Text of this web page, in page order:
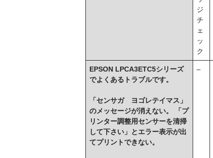
ジ
チ
ェ
ッ
ク
EPSON LPCA3ETC5シリーズ
でよくあるトラブルです。
「センサガ ヨゴレテイマス」
のメッセージが消えない。 「プ
リンター調整用センサーを清掃
して下さい」とエラー表示が出
てプリントできない。
–